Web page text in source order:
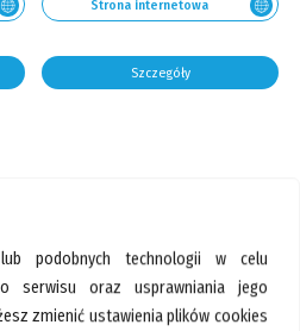
podobnych technologii w celu
serwisu oraz usprawniania jego
zmienić ustawienia plików cookies
Strona internetowa
Szczegóły